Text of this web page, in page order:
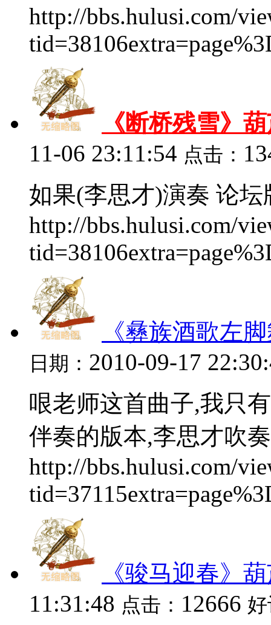
http://bbs.hulusi.com/
《断桥残雪》
11-06 23:11:54 点击：
如果(李思才)演奏 论坛
http://bbs.hulusi.com/
《彝族酒歌左
日期： 2010-09-17
哏老师这首曲子,我只
伴奏的版本,李思才吹
http://bbs.hulusi.com/
《骏马迎春》
11:31:48 点击： 12666